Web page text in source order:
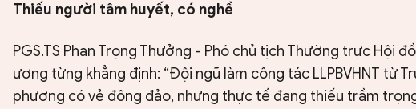
Thiếu người tâm huyết, có nghề
PGS.TS Phan Trọng Thưởng - Phó chủ tịch Thường trực Hội
ương từng khẳng định: “Đội ngũ làm công tác LLPBVHNT từ
phương có vẻ đông đảo, nhưng thực tế đang thiếu trầm